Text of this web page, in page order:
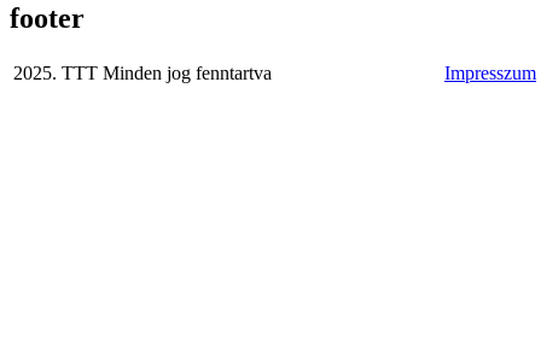
footer
2025. TTT Minden jog fenntartva Impresszum